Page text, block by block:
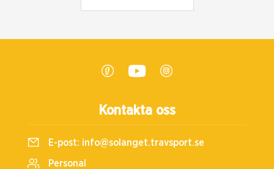
Kontakta oss
E-post: info@solanget.travsport.se
Personal